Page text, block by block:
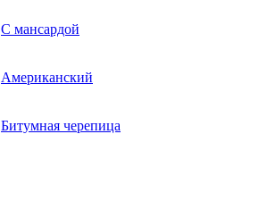
С мансардой
Американский
Битумная черепица